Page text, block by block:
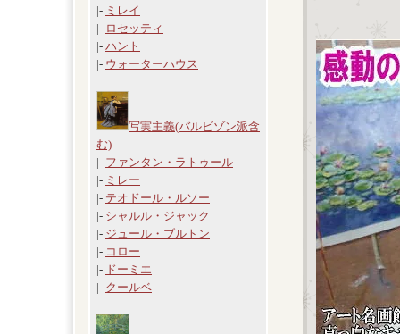
|- ミレイ
|- ロセッティ
|- ハント
|- ウォーターハウス
写実主義(バルビゾン派含
む)
|- ファンタン・ラトゥール
|- ミレー
|- テオドール・ルソー
|- シャルル・ジャック
|- ジュール・ブルトン
|- コロー
|- ドーミエ
|- クールベ